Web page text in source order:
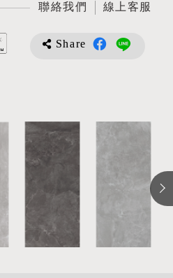
聯絡我們 線上客服
Share